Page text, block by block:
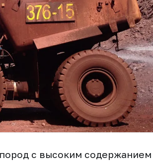
с высоким содержанием